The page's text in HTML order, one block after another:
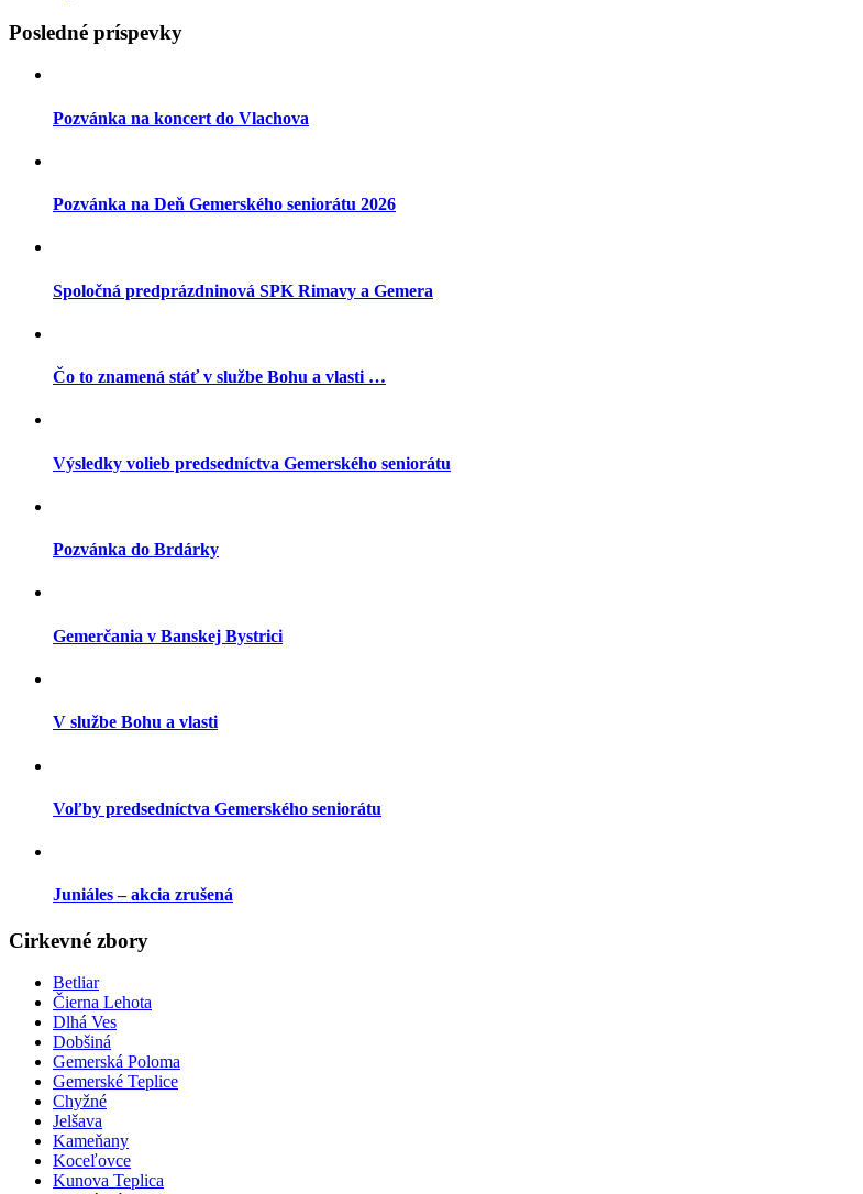
Posledné príspevky
Pozvánka na koncert do Vlachova
Pozvánka na Deň Gemerského seniorátu 2026
Spoločná predprázdninová SPK Rimavy a Gemera
Čo to znamená stáť v službe Bohu a vlasti …
Výsledky volieb predsedníctva Gemerského seniorátu
Pozvánka do Brdárky
Gemerčania v Banskej Bystrici
V službe Bohu a vlasti
Voľby predsedníctva Gemerského seniorátu
Juniáles – akcia zrušená
Cirkevné zbory
Betliar
Čierna Lehota
Dlhá Ves
Dobšiná
Gemerská Poloma
Gemerské Teplice
Chyžné
Jelšava
Kameňany
Koceľovce
Kunova Teplica